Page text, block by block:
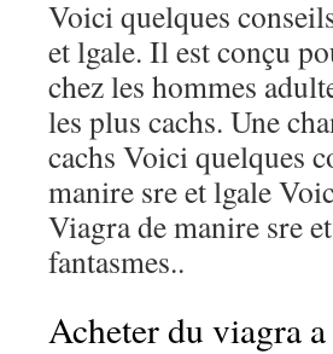
Voici quelques
et lgale. Il est conçu
chez les hommes
les plus cachs. Une
cachs Voici quelques
manire sre et lgale
Viagra de manire sre
fantasmes..
Acheter du viagra